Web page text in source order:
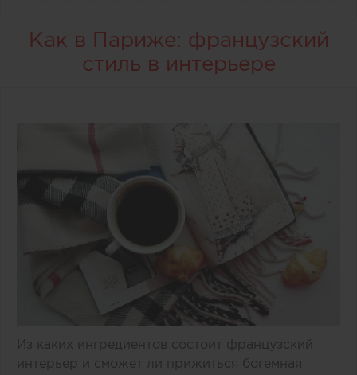
Как в Париже: французский
стиль в интерьере
Из каких ингредиентов состоит французский
интерьер и сможет ли прижиться богемная